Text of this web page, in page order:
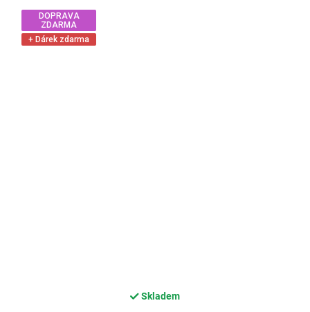
DOPRAVA
ZDARMA
+ Dárek zdarma
Skladem